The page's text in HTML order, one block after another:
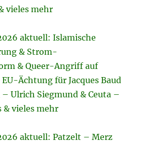
vieles mehr
aktuell: Islamische
& Strom-
& Queer-Angriff auf
Ächtung für Jacques Baud
Ulrich Siegmund & Ceuta –
& vieles mehr
aktuell: Patzelt – Merz